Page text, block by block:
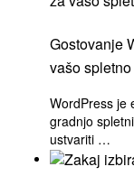
Gostovanje
vašo
WordPress je
gradnjo
ustvariti …